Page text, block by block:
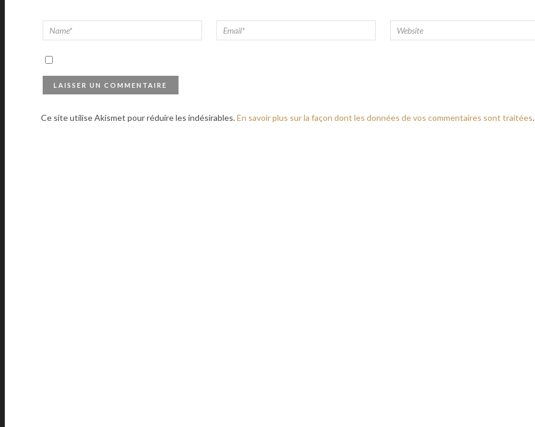
Ce site utilise Akismet pour réduire les indésirables.En savoir plus sur la façon dont les données de vos commentaires sont traitées.